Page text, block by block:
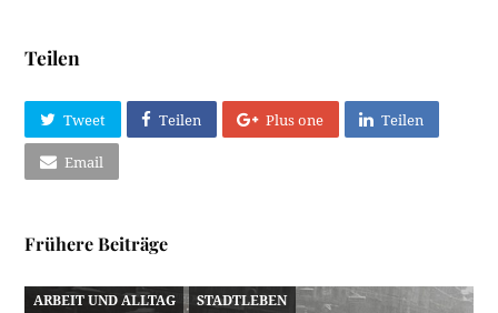
Teilen
Tweet Teilen Plus one Teilen
Email
Frühere Beiträge
ARBEIT UND ALLTAG STADTLEBEN